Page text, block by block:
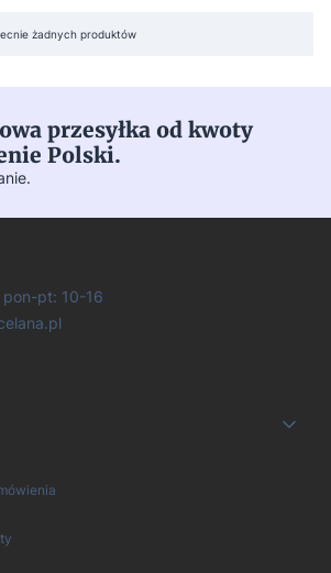
żadnych produktów
przesyłka od kwoty
Polski.
pon-pt: 10-16